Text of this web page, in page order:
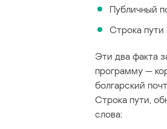
Публичный
Строка
Эти два факта
программу —
болгарский
Строка пути,
слова: